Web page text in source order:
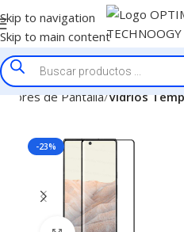
Skip to navigation
Skip to main content
de Pantalla Vidrios
-23%